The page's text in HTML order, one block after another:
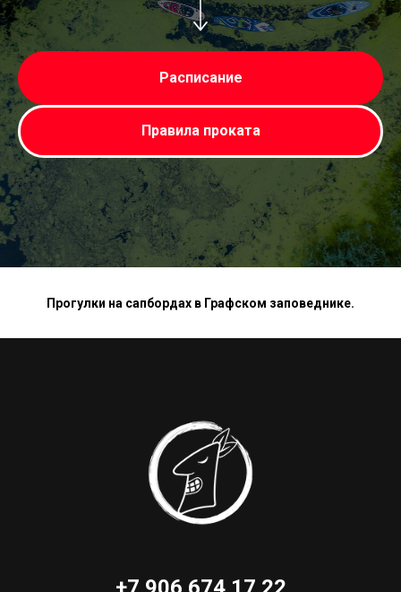
Расписание
Правила проката
Прогулки на сапбордах в Графском заповеднике.